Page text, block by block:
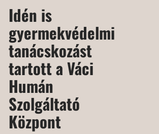
Idén is
gyermekvédelmi
tanácskozást
tartott a Váci
Humán
Szolgáltató
Központ